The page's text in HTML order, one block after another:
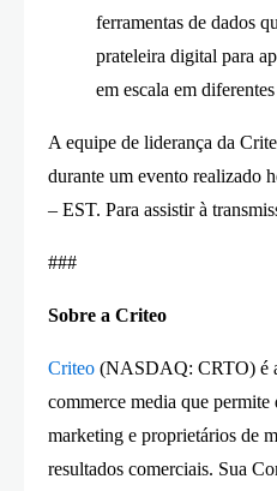
ferramentas de dados
prateleira digital para
em escala em
A equipe de liderança da
durante um evento realizado
– EST. Para assistir à
###
Sobre a Criteo
Criteo (NASDAQ: CRTO) é
commerce media que
marketing e proprietários de
resultados comerciais. Sua